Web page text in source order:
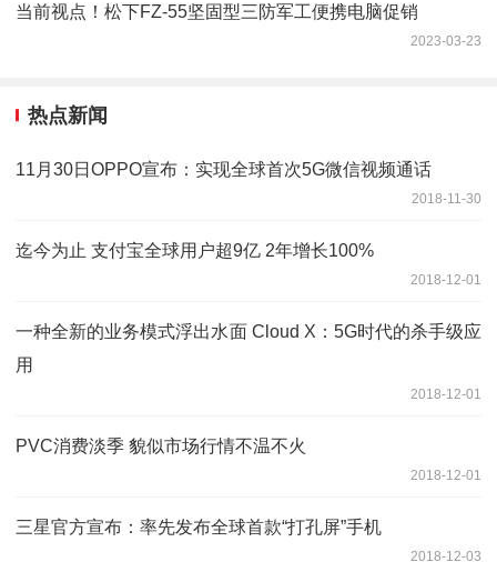
当前视点！松下FZ-55坚固型三防军工便携电脑促销
2023-03-23
热点新闻
11月30日OPPO宣布：实现全球首次5G微信视频通话
2018-11-30
迄今为止 支付宝全球用户超9亿 2年增长100%
2018-12-01
一种全新的业务模式浮出水面 Cloud X：5G时代的杀手级应
用
2018-12-01
PVC消费淡季 貌似市场行情不温不火
2018-12-01
三星官方宣布：率先发布全球首款“打孔屏”手机
2018-12-03